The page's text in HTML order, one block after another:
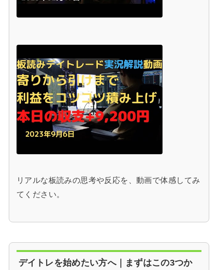
リアルな板読みの思考や反応を、動画で体感してみ
てください。
デイトレを始めたい方へ｜まずはこの3つか